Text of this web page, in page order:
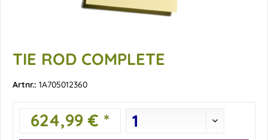
TIE ROD COMPLETE
Artnr.: 1A705012360
624,99 € *